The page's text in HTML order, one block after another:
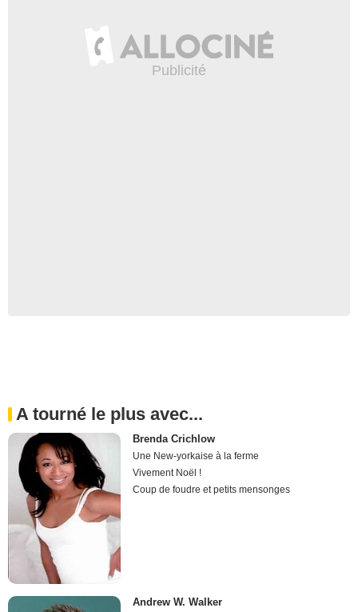
A tourné le plus avec...
Brenda Crichlow
Une New-yorkaise à la ferme
Vivement Noël !
Coup de foudre et petits mensonges
Andrew W. Walker